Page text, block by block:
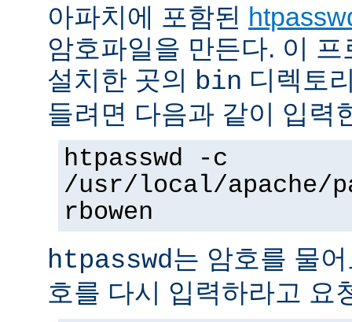
아파치에 포함된
암호파일을 만든다. 이
설치한 곳의 bin 디렉토
들려면 다음과 같이 입력
htpasswd -c
/usr/local/apache/
rbowen
htpasswd는 암호를 물
호를 다시 입력하라고 요